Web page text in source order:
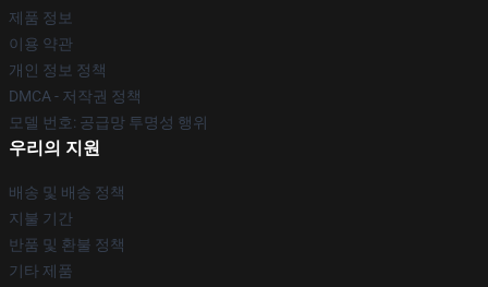
제품 정보
이용 약관
개인 정보 정책
DMCA - 저작권 정책
모델 번호: 공급망 투명성 행위
우리의 지원
배송 및 배송 정책
지불 기간
반품 및 환불 정책
기타 제품